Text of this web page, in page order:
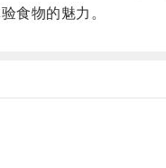
食物的魅力。